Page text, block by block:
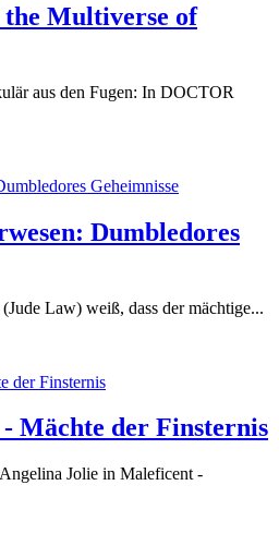
Multiverse of
aus den Fugen: In DOCTOR
Dumbledores
Law) weiß, dass der mächtige...
Mächte der Finsternis
Jolie in Maleficent -